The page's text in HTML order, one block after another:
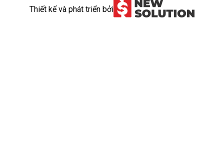
Thiết kế và phát triển bởi